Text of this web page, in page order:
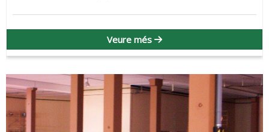
Veure més